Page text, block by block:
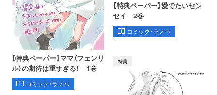
【特典ペーパー】ママ（フェンリ
ル）の期待は重すぎる！ 1巻
コミック・ラノベ
【特典ペーパー】愛でたいセン
セイ 2巻
コミック・ラノベ
特典